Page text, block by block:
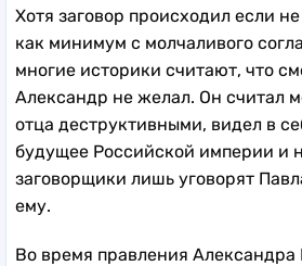
Хотя заговор происходил если
как минимум с молчаливого
многие историки считают, что
Александр не желал. Он считал
отца деструктивными, видел в
будущее Российской империи и
заговорщики лишь уговорят
ему.
Во время правления Александра